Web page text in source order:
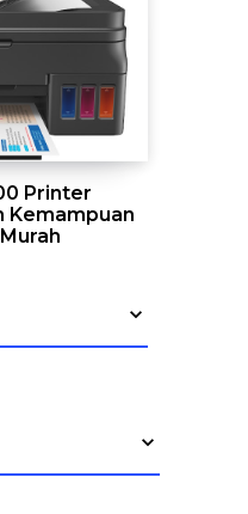
Printer
Kemampuan